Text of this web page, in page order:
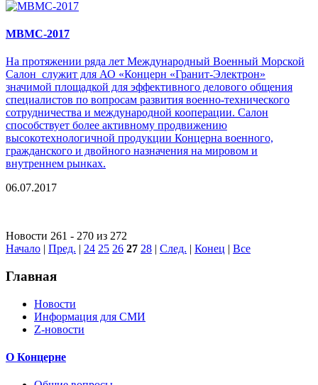
МВМС-2017
На протяжении ряда лет Международный Военный Морской
Салон служит для АО «Концерн «Гранит-Электрон»
значимой площадкой для эффективного делового общения
специалистов по вопросам развития военно-технического
сотрудничества и международной кооперации. Салон
способствует более активному продвижению
высокотехнологичной продукции Концерна военного,
гражданского и двойного назначения на мировом и
внутреннем рынках.
06.07.2017
Новости 261 - 270 из 272
Начало | Пред. | 24 25 26 27 28 | След. | Конец | Все
Главная
Новости
Информация для СМИ
Z-новости
О Концерне